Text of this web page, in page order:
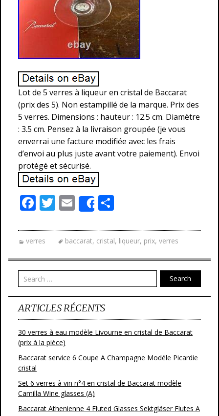
Lot de 5 verres à liqueur en cristal de Baccarat
(prix des 5). Non estampillé de la marque. Prix des
5 verres. Dimensions : hauteur : 12.5 cm. Diamètre
: 3.5 cm. Pensez à la livraison groupée (je vous
enverrai une facture modifiée avec les frais
d’envoi au plus juste avant votre paiement). Envoi
protégé et sécurisé.
F
e
b
o
o
k
T
itt
er
E
m
ai
l
Share
ta
g
er
verres baccarat, cristal, liqueur, prix, verres
Search
ARTICLES RÉCENTS
30 verres à eau modèle Livourne en cristal de Baccarat
(prix à la pièce)
Baccarat service 6 Coupe A Champagne Modéle Picardie
cristal
Set 6 verres à vin n°4 en cristal de Baccarat modèle
Camilla Wine glasses (A)
Baccarat Athenienne 4 Fluted Glasses Sektgläser Flutes A